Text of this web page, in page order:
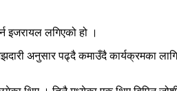
इजरायल लगिएको हो ।
अनुसार पढ्दै कमाउँदै कार्यक्रमका लागि